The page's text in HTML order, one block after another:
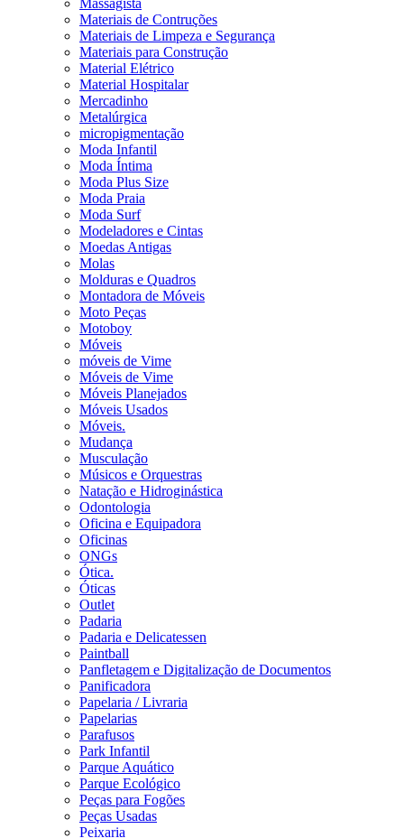
Massagista
Materiais de Contruções
Materiais de Limpeza e Segurança
Materiais para Construção
Material Elétrico
Material Hospitalar
Mercadinho
Metalúrgica
micropigmentação
Moda Infantil
Moda Íntima
Moda Plus Size
Moda Praia
Moda Surf
Modeladores e Cintas
Moedas Antigas
Molas
Molduras e Quadros
Montadora de Móveis
Moto Peças
Motoboy
Móveis
móveis de Vime
Móveis de Vime
Móveis Planejados
Móveis Usados
Móveis.
Mudança
Musculação
Músicos e Orquestras
Natação e Hidroginástica
Odontologia
Oficina e Equipadora
Oficinas
ONGs
Ótica.
Óticas
Outlet
Padaria
Padaria e Delicatessen
Paintball
Panfletagem e Digitalização de Documentos
Panificadora
Papelaria / Livraria
Papelarias
Parafusos
Park Infantil
Parque Aquático
Parque Ecológico
Peças para Fogões
Peças Usadas
Peixaria